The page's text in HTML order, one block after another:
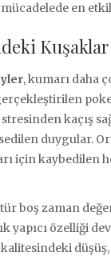
en
, kumarı daha
kaçış
duygular.
için kaybedilen
boş zaman
yapıcı özelliği
kalitesindeki